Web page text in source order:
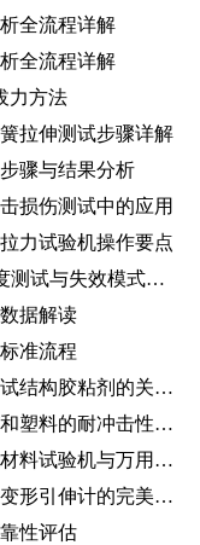
全流程详解
全流程详解
力方法
拉伸测试步骤详解
骤与结果分析
损伤测试中的应用
力试验机操作要点
推拉力测试仪实战指南：LTCC焊球强度测试与失效模式研究
据解读
准流程
落锤冲击试验机操作指南：楔形物法测试结构胶粘剂的关键步骤
如何通过落锤冲击试验机准确评估橡胶和塑料的耐冲击性能？
IPC 9707标准下的BGA组件测试：万能材料试验机与万用表的数据采集与分析
弹性体拉伸测试：万能拉力试验机与大变形引伸计的完美搭配
性评估